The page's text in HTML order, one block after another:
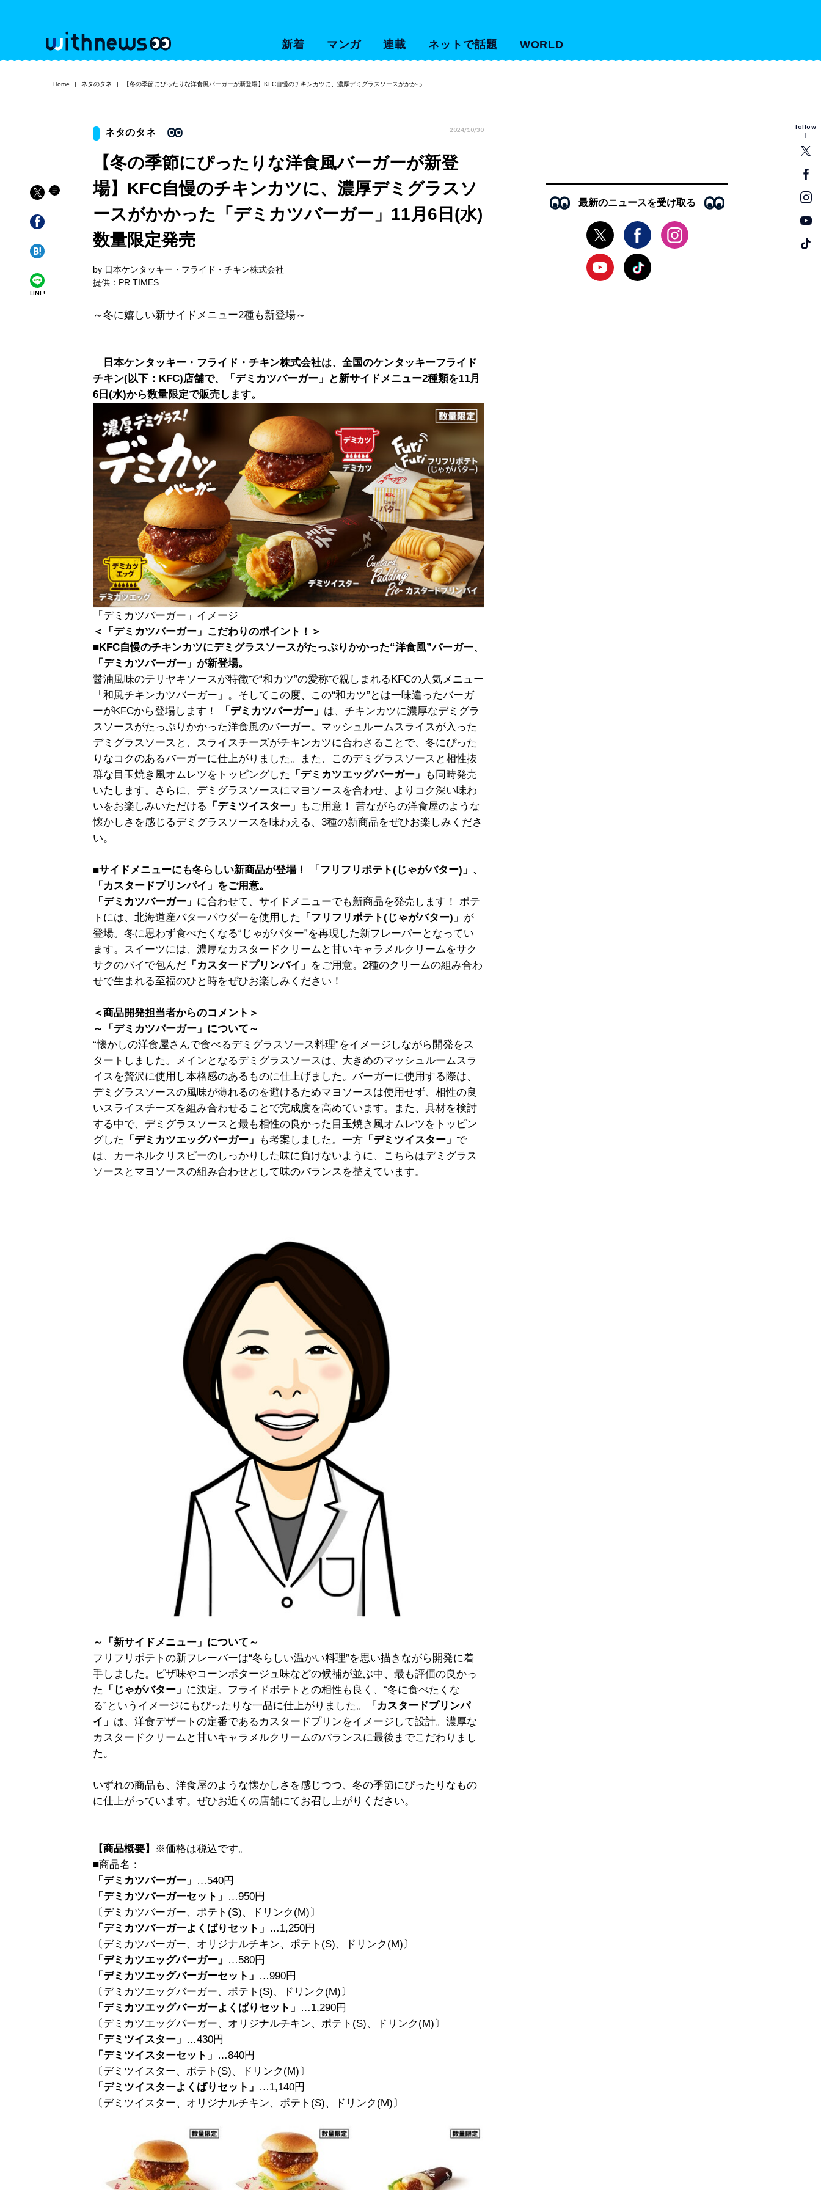
新着 マンガ 連載 ネットで話題 WORLD
follow
Home ネタのタネ 【冬の季節にぴったりな洋食風バーガーが新登場】KFC自慢のチキンカツに、濃厚デミグラスソースがかかっ…
LINE!
ネタのタネ 2024/10/30
【冬の季節にぴったりな洋食風バーガーが新登
場】KFC自慢のチキンカツに、濃厚デミグラスソ
ースがかかった「デミカツバーガー」11月6日(水)
数量限定発売
by 日本ケンタッキー・フライド・チキン株式会社
提供：PR TIMES
～冬に嬉しい新サイドメニュー2種も新登場～
日本ケンタッキー・フライド・チキン株式会社は、全国のケンタッキーフライド
チキン(以下：KFC)店舗で、「デミカツバーガー」と新サイドメニュー2種類を11月
6日(水)から数量限定で販売します。
「デミカツバーガー」イメージ
＜「デミカツバーガー」こだわりのポイント！＞
■KFC自慢のチキンカツにデミグラスソースがたっぷりかかった“洋食風”バーガー、
「デミカツバーガー」が新登場。
醤油風味のテリヤキソースが特徴で“和カツ”の愛称で親しまれるKFCの人気メニュー
「和風チキンカツバーガー」。そしてこの度、この“和カツ”とは一味違ったバーガ
ーがKFCから登場します！
「デミカツバーガー」 は、チキンカツに濃厚なデミグラ
スソースがたっぷりかかった洋食風のバーガー。マッシュルームスライスが入った
デミグラスソースと、スライスチーズがチキンカツに合わさることで、冬にぴった
りなコクのあるバーガーに仕上がりました。また、このデミグラスソースと相性抜
群な目玉焼き風オムレツをトッピングした
「デミカツエッグバーガー」
も同時発売
いたします。さらに、デミグラスソースにマヨソースを合わせ、よりコク深い味わ
いをお楽しみいただける
「デミツイスター」
もご用意！ 昔ながらの洋食屋のような
懐かしさを感じるデミグラスソースを味わえる、3種の新商品をぜひお楽しみくださ
い。
■サイドメニューにも冬らしい新商品が登場！ 「フリフリポテト(じゃがバター)」、
「カスタードプリンパイ」をご用意。
「デミカツバーガー」 に合わせて、サイドメニューでも新商品を発売します！ ポテ
トには、北海道産バターパウダーを使用した
「フリフリポテト(じゃがバター)」 が
登場。冬に思わず食べたくなる“じゃがバター”を再現した新フレーバーとなってい
ます。スイーツには、濃厚なカスタードクリームと甘いキャラメルクリームをサク
サクのパイで包んだ 「カスタードプリンパイ」 をご用意。2種のクリームの組み合わ
せで生まれる至福のひと時をぜひお楽しみください！
＜商品開発担当者からのコメント＞
～「デミカツバーガー」について～
“懐かしの洋食屋さんで食べるデミグラスソース料理”をイメージしながら開発をス
タートしました。メインとなるデミグラスソースは、大きめのマッシュルームスラ
イスを贅沢に使用し本格感のあるものに仕上げました。バーガーに使用する際は、
デミグラスソースの風味が薄れるのを避けるためマヨソースは使用せず、相性の良
いスライスチーズを組み合わせることで完成度を高めています。また、具材を検討
する中で、デミグラスソースと最も相性の良かった目玉焼き風オムレツをトッピン
グした
「デミカツエッグバーガー」 も考案しました。一方 「デミツイスター」 で
は、カーネルクリスピーのしっかりした味に負けないように、こちらはデミグラス
ソースとマヨソースの組み合わせとして味のバランスを整えています。
～「新サイドメニュー」について～
フリフリポテトの新フレーバーは“冬らしい温かい料理”を思い描きながら開発に着
手しました。ピザ味やコーンポタージュ味などの候補が並ぶ中、最も評価の良かっ
た
「じゃがバター」 に決定。フライドポテトとの相性も良く、“冬に食べたくな
る”というイメージにもぴったりな一品に仕上がりました。
「カスタードプリンパ
イ」 は、洋食デザートの定番であるカスタードプリンをイメージして設計。濃厚な
カスタードクリームと甘いキャラメルクリームのバランスに最後までこだわりまし
た。
いずれの商品も、洋食屋のような懐かしさを感じつつ、冬の季節にぴったりなもの
に仕上がっています。ぜひお近くの店舗にてお召し上がりください。
【商品概要】
※価格は税込です。
■商品名：
「デミカツバーガー」 …540円
「デミカツバーガーセット」 …950円
〔デミカツバーガー、ポテト(S)、ドリンク(M)〕
「デミカツバーガーよくばりセット」 …1,250円
〔デミカツバーガー、オリジナルチキン、ポテト(S)、ドリンク(M)〕
「デミカツエッグバーガー」 …580円
「デミカツエッグバーガーセット」 …990円
〔デミカツエッグバーガー、ポテト(S)、ドリンク(M)〕
「デミカツエッグバーガーよくばりセット」 …1,290円
〔デミカツエッグバーガー、オリジナルチキン、ポテト(S)、ドリンク(M)〕
「デミツイスター」 …430円
「デミツイスターセット」 …840円
〔デミツイスター、ポテト(S)、ドリンク(M)〕
「デミツイスターよくばりセット」 …1,140円
〔デミツイスター、オリジナルチキン、ポテト(S)、ドリンク(M)〕
最新のニュースを受け取る